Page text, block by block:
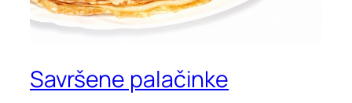
Savršene palačinke